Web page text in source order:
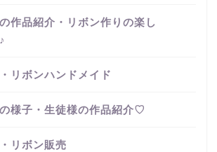
作品紹介・リボン作りの楽し
リボンハンドメイド
様子・生徒様の作品紹介♡
リボン販売